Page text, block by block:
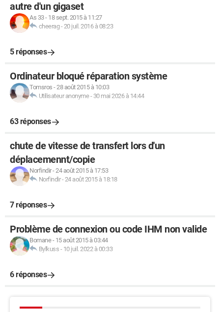
autre d'un gigaset
As 33- 18 sept. 2015 à 11:27
cheerag-20 juil. 2016 à 08:23
5 réponses
Ordinateur bloqué réparation système
Tomsros -28 août 2015 à 10:03
Utilisateur anonyme- 30 mai 2026 à 14:44
63 réponses
chute de vitesse de transfert lors d'un
déplacemennt/copie
Norfindir-24 août 2015 à 17:53
Norfindir-24 août 2015 à 18:18
7 réponses
Problème de connexion ou code IHM non valide
Bomane- 15 août 2015 à 03:44
Bylkuss - 10 juil. 2022 à 00:33
6 réponses